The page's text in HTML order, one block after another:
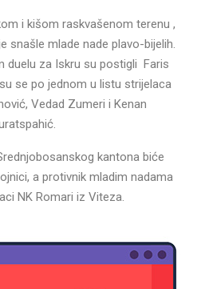
i kišom raskvašenom terenu ,
snašle mlade nade plavo-bijelih.
duelu za Iskru su postigli Faris
se po jednom u listu strijelaca
Vedad Zumeri i Kenan
kantona biće
a protivnik mladim nadama
NK Romari iz Viteza.